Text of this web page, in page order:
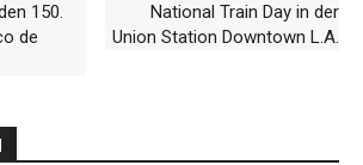
150.
de
National Train Day in der
Union Station Downtown L.A.